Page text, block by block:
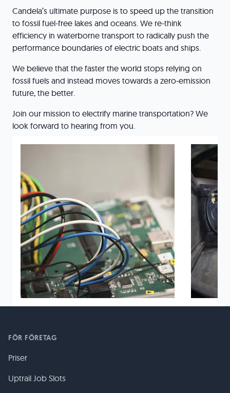
Candela’s ultimate purpose is to speed up the transition
to fossil fuel-free lakes and oceans. We re-think
efficiency in waterborne transport to radically push the
performance boundaries of electric boats and ships.
We believe that the faster the world stops relying on
fossil fuels and instead moves towards a zero-emission
future, the better.
Join our mission to electrify marine transportation? We
look forward to hearing from you.
FÖR FÖRETAG
Priser
Uptrail Job Slots